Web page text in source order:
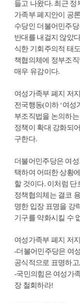
들고 나왔다. 최근 정
가족부 폐지안이 공
수당인 더불어민주
반대를 내걸지 않았
식한 기회주의적 태
책협의체에 정부조
매우 유감이다.
여성가족부 폐지 저
전국행동(이하 ‘여성
부조직법을 논의하
정책이 확대 강화되
구한다.
더불어민주당은 여
택하여 어떠한 상황
할 것이다. 이처럼 단
정책협의체는 결코
명한 입장 표명을 강
기구를 약화시킬 수
여성가족부 폐지 저
-더불어민주당은 여
공식적으로 표명하
-국민의힘은 여성가
장 철회하라!